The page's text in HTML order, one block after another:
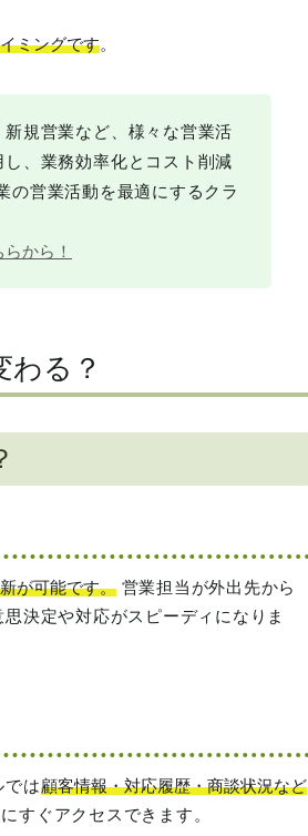
ミングです。
規営業など、様々な営業活
、業務効率化とコスト削減
の営業活動を最適にするクラ
から！
わる？
が可能です。 営業担当が外出先から
決定や対応がスピーディになりま
では顧客情報・対応履歴・商談状況など
すぐアクセスできます。